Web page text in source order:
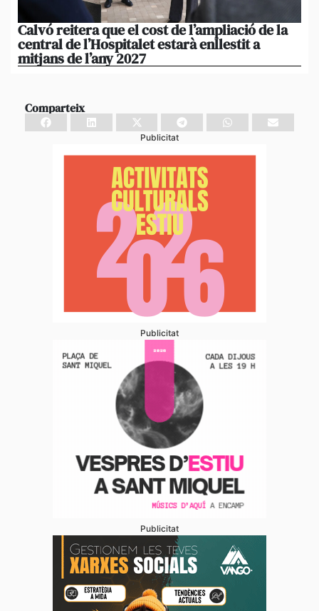
Calvó reitera que el cost de l’ampliació de la
central de l’Hospitalet estarà enllestit a
mitjans de l’any 2027
Comparteix
Publicitat
Publicitat
Publicitat